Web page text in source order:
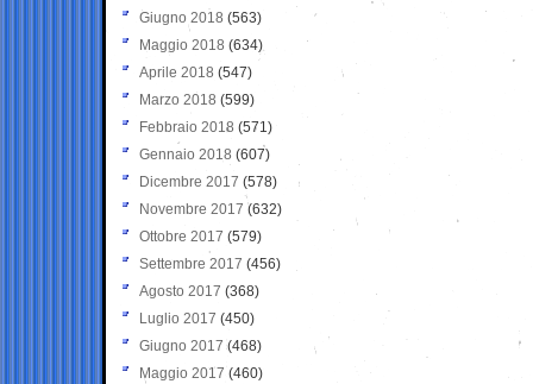
Giugno 2018 (563)
Maggio 2018 (634)
Aprile 2018 (547)
Marzo 2018 (599)
Febbraio 2018 (571)
Gennaio 2018 (607)
Dicembre 2017 (578)
Novembre 2017 (632)
Ottobre 2017 (579)
Settembre 2017 (456)
Agosto 2017 (368)
Luglio 2017 (450)
Giugno 2017 (468)
Maggio 2017 (460)